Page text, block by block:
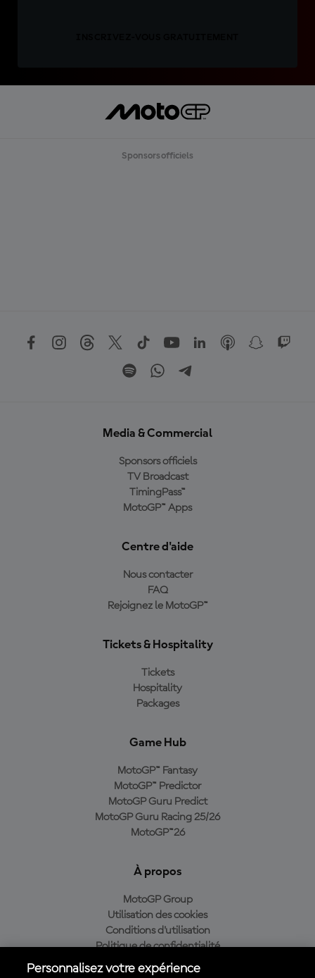
Sponsors officiels
Media & Commercial
Sponsors officiels
TV Broadcast
TimingPass™
MotoGP™ Apps
Centre d'aide
Nous contacter
FAQ
Rejoignez le MotoGP™
Tickets & Hospitality
Tickets
Hospitality
Packages
Game Hub
MotoGP™ Fantasy
MotoGP™ Predictor
MotoGP Guru Predict
MotoGP Guru Racing 25/26
MotoGP™26
À propos
MotoGP Group
Utilisation des cookies
Conditions d'utilisation
Politique de confidentialité
Politique d’achat
Personnalisez votre expérience